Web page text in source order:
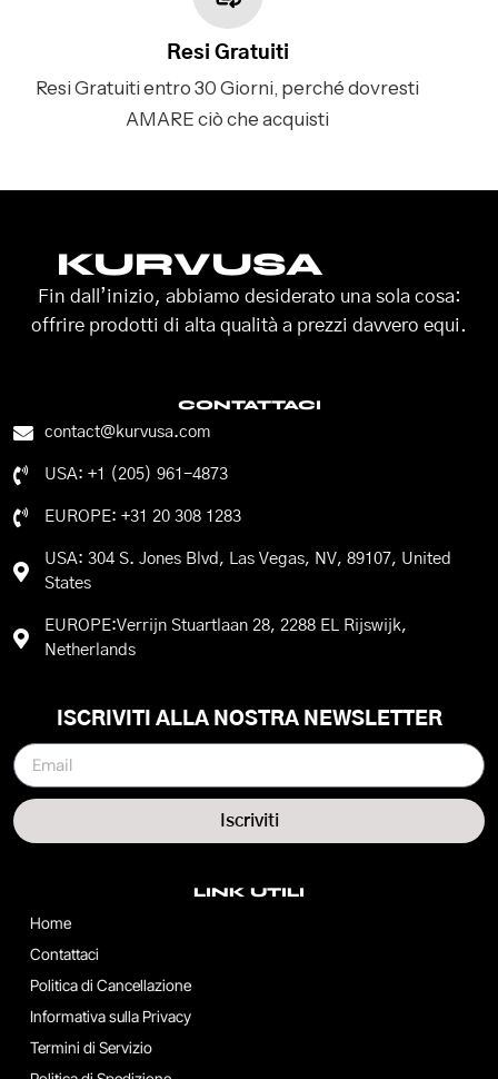
Resi Gratuiti
Resi Gratuiti entro 30 Giorni, perché dovresti
AMARE ciò che acquisti
KURVUSA
Fin dall’inizio, abbiamo desiderato una sola cosa:
offrire prodotti di alta qualità a prezzi davvero equi.
CONTATTACI
contact@kurvusa.com
USA: +1 (205) 961-4873
EUROPE: +31 20 308 1283
USA: 304 S. Jones Blvd, Las Vegas, NV, 89107, United
States
EUROPE:Verrijn Stuartlaan 28, 2288 EL Rijswijk,
Netherlands
LINK UTILI
Home
Contattaci
Politica di Cancellazione
Informativa sulla Privacy
Termini di Servizio
ISCRIVITI ALLA NOSTRA NEWSLETTER
Iscriviti